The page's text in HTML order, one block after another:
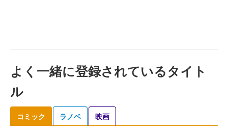
よく一緒に登録されているタイト
ル
コミック ラノベ 映画